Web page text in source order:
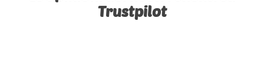
Trustpilot